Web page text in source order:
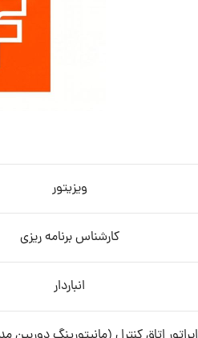
ویزیتور
کارشناس برنامه ریزی
انباردار